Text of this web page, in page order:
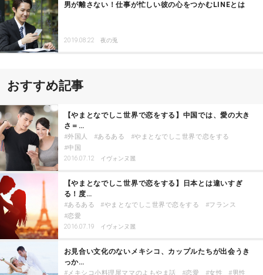
男が離さない！仕事が忙しい彼の心をつかむLINEとは
2019.08.22 夜の兎
おすすめ記事
【やまとなでしこ世界で恋をする】中国では、愛の大き
さ＝…
外国人 あるある
やまとなでしこ世界で恋をする
中国
2016.07.12 イヴォンヌ麗
【やまとなでしこ世界で恋をする】日本とは違いすぎ
る！度…
あるある やまとなでしこ世界で恋をする
フランス
恋愛
2016.07.19 イヴォンヌ麗
お見合い文化のないメキシコ、カップルたちが出会うき
っか…
メキシコ小料理屋ママのよもやま話 恋愛 女性 男性